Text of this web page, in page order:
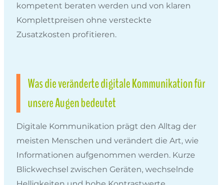
kompetent beraten werden und von klaren
Komplettpreisen ohne versteckte
Zusatzkosten profitieren.
Was die veränderte digitale Kommunikation für
unsere Augen bedeutet
Digitale Kommunikation prägt den Alltag der
meisten Menschen und verändert die Art, wie
Informationen aufgenommen werden. Kurze
Blickwechsel zwischen Geräten, wechselnde